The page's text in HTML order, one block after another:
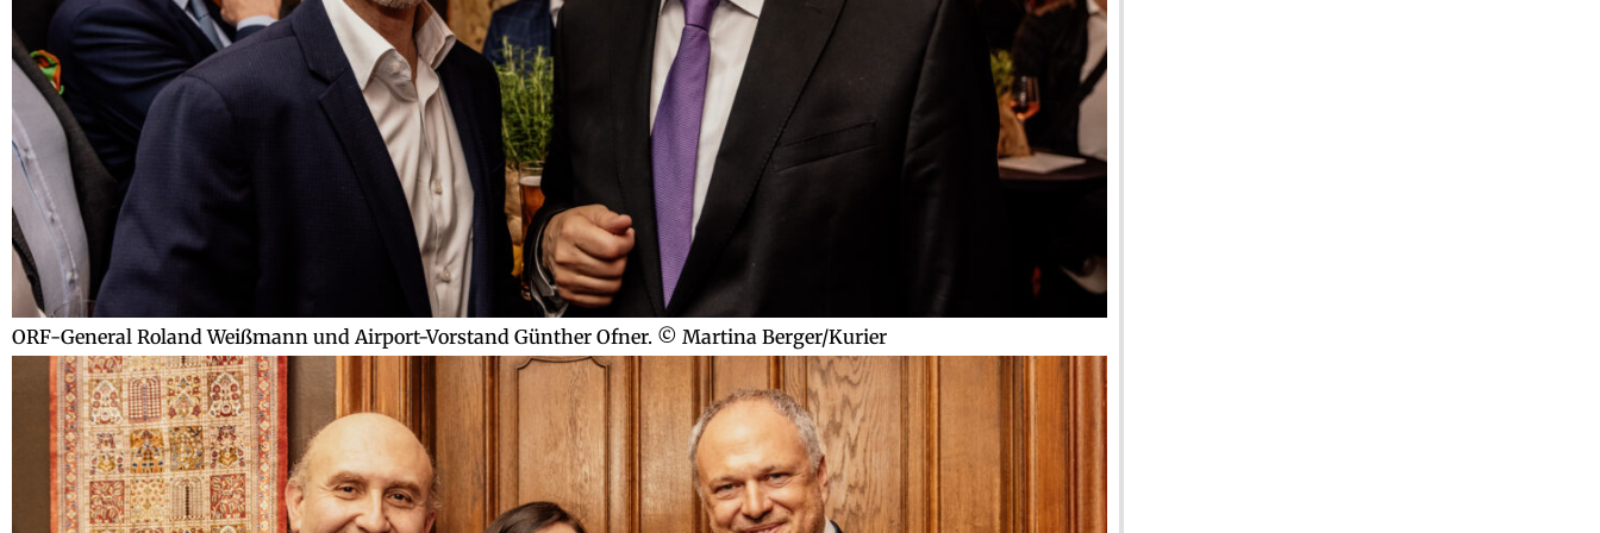
ORF-General Roland Weißmann und Airport-Vorstand Günther Ofner. © Martina Berger/Kurier